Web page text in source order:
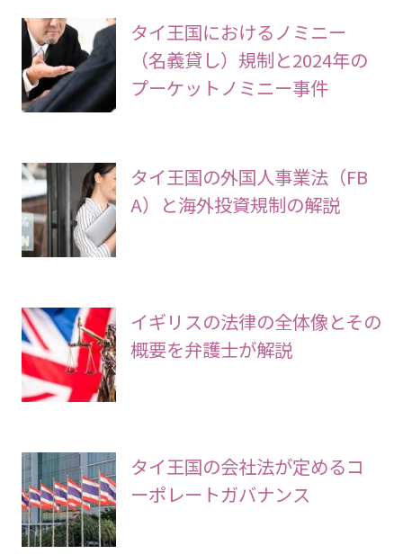
タイ王国におけるノミニー
（名義貸し）規制と2024年の
プーケットノミニー事件
タイ王国の外国人事業法（FB
A）と海外投資規制の解説
イギリスの法律の全体像とその
概要を弁護士が解説
タイ王国の会社法が定めるコ
ーポレートガバナンス